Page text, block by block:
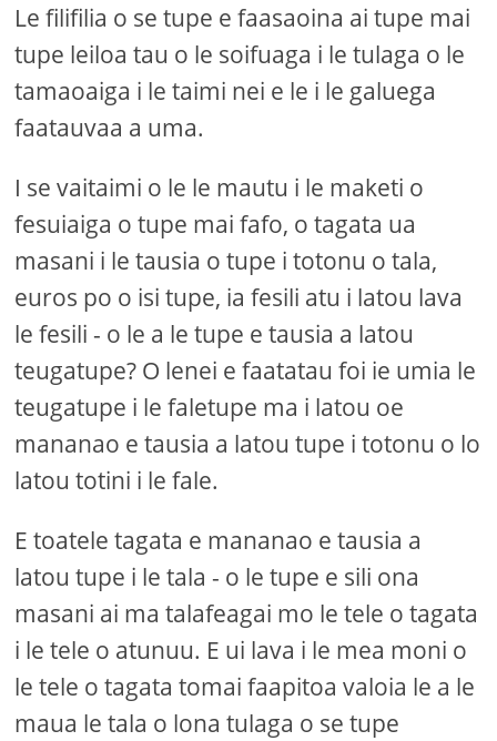
Le filifilia o se tupe e faasaoina ai tupe mai
tupe leiloa tau o le soifuaga i le tulaga o le
tamaoaiga i le taimi nei e le i le galuega
faatauvaa a uma.
I se vaitaimi o le le mautu i le maketi o
fesuiaiga o tupe mai fafo, o tagata ua
masani i le tausia o tupe i totonu o tala,
euros po o isi tupe, ia fesili atu i latou lava
le fesili - o le a le tupe e tausia a latou
teugatupe? O lenei e faatatau foi ie umia le
teugatupe i le faletupe ma i latou oe
mananao e tausia a latou tupe i totonu o lo
latou totini i le fale.
E toatele tagata e mananao e tausia a
latou tupe i le tala - o le tupe e sili ona
masani ai ma talafeagai mo le tele o tagata
i le tele o atunuu. E ui lava i le mea moni o
le tele o tagata tomai faapitoa valoia le a le
maua le tala o lona tulaga o se tupe